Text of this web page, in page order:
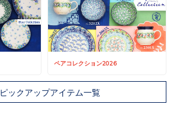
ペアコレクション2026
ピックアップアイテム一覧